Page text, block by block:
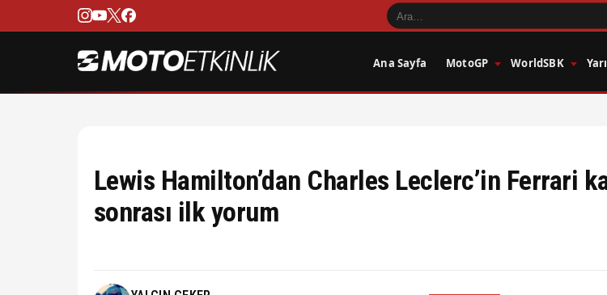
Ana Sayfa MotoGP WorldSBK
Lewis Hamilton’dan Charles Leclerc’in Ferrari
sonrası ilk yorum